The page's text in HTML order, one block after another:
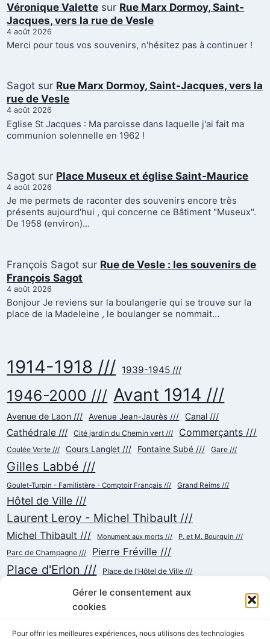
Gérer le consentement aux
cookies
Pour offrir les meilleures expériences, nous utilisons des technologies
Véronique Valette sur Rue Marx Dormoy, Saint-
Jacques, vers la rue de Vesle
4 août 2026
Merci pour tous vos souvenirs, n'hésitez pas à continuer !
Sagot sur Rue Marx Dormoy, Saint-Jacques, vers la
rue de Vesle
4 août 2026
Eglise St Jacques : Ma paroisse dans laquelle j'ai fait ma
communion solennelle en 1962 !
Sagot sur Place Museux et église Saint-Maurice
4 août 2026
Je me permets de raconter des souvenirs encore très
présents aujourd'hui , qui concerne ce Bâtiment "Museux".
De 1958 (environ)…
François Sagot sur Rue de Vesle : les souvenirs de
François Sagot
4 août 2026
Bonjour Je reviens sur la boulangerie qui se trouve sur la
place de la Madeleine , le boulanger se nommait…
1914-1918 /// 1939-1945 ///
1946-2000 /// Avant 1914 ///
Avenue de Laon /// Avenue Jean-Jaurès /// Canal ///
Cathédrale /// Cité jardin du Chemin vert /// Commerçants ///
Coulée Verte /// Cours Langlet /// Fontaine Subé /// Gare ///
Gilles Labbé ///
Goulet-Turpin - Familistère - Comptoir Français /// Grand Reims ///
Hôtel de Ville ///
Laurent Leroy - Michel Thibault ///
Michel Thibault /// Monument aux morts /// P. et M. Bourquin ///
Parc de Champagne /// Pierre Fréville ///
Place d'Erlon /// Place de l'Hôtel de Ville ///
Place de la République /// Place du Cardinal Luçon ///
Place du Forum/des Marchés ///